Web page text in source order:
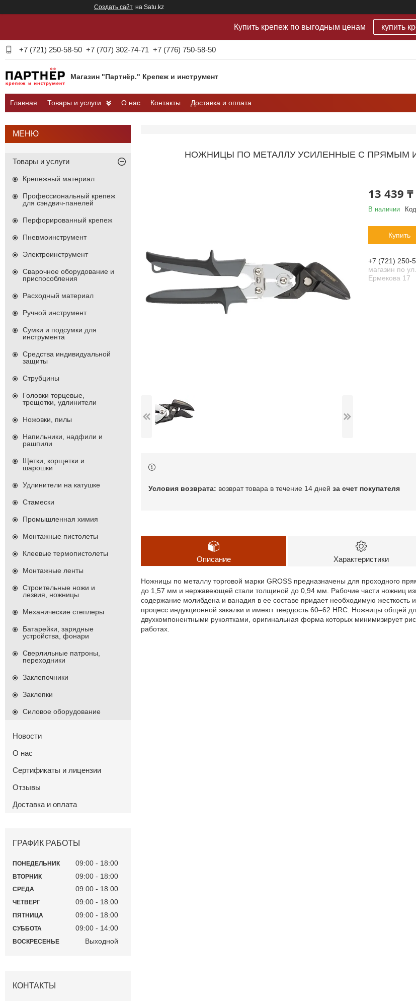
Создать сайт на Satu.kz
Купить крепеж по выгодным ценам купить
+7 (721) 250-58-50 +7 (707) 302-74-71 +7 (776) 750-58-50
Магазин "Партнёр." Крепеж и инструмент
Главная Товары и услуги О нас Контакты Доставка и оплата
НОЖНИЦЫ ПО МЕТАЛЛУ УСИЛЕННЫЕ С ПРЯМЫМ И
13 439 ₸
В наличии
Купить
+7 (721) 250-
магазин по ул.
Ермекова 17
возврат товара в течение 14 дней за счет покупателя
Описание Характеристики
Ножницы по металлу торговой марки GROSS предназначены для проходного
до 1,57 мм и нержавеющей стали толщиной до 0,94 мм. Рабочие части ножниц
содержание молибдена и ванадия в ее составе придает необходимую жесткость
процесс индукционной закалки и имеют твердость 60–62 HRС. Ножницы общей
двухкомпонентными рукоятками, оригинальная форма которых минимизирует
работах.
Товары и услуги
Крепежный материал
Профессиональный крепеж
для сэндвич-панелей
Перфорированный крепеж
Пневмоинструмент
Электроинструмент
Сварочное оборудование и
приспособления
Расходный материал
Ручной инструмент
Сумки и подсумки для
инструмента
Средства индивидуальной
защиты
Струбцины
Головки торцевые,
трещотки, удлинители
Ножовки, пилы
Напильники, надфили и
рашпили
Щетки, корщетки и
шарошки
Удлинители на катушке
Стамески
Промышленная химия
Монтажные пистолеты
Клеевые термопистолеты
Монтажные ленты
Строительные ножи и
лезвия, ножницы
Механические степлеры
Батарейки, зарядные
устройства, фонари
Сверлильные патроны,
переходники
Заклепочники
Заклепки
Силовое оборудование
Новости
О нас
Сертификаты и лицензии
Отзывы
Доставка и оплата
ГРАФИК РАБОТЫ
ПОНЕДЕЛЬНИК 09:00 18:00
ВТОРНИК 09:00 18:00
СРЕДА 09:00 18:00
ЧЕТВЕРГ 09:00 18:00
ПЯТНИЦА 09:00 18:00
СУББОТА 09:00 14:00
ВОСКРЕСЕНЬЕ Выходной
КОНТАКТЫ